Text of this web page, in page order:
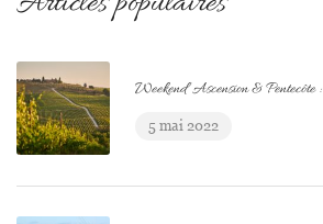
Weekend Ascension & Pentecôte
5 mai 2022